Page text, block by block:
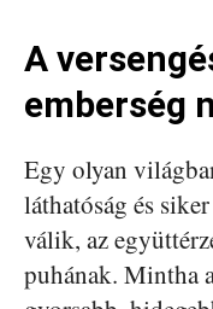
A
emberség
Egy olyan
láthatóság és
válik, az
puhának. Mintha